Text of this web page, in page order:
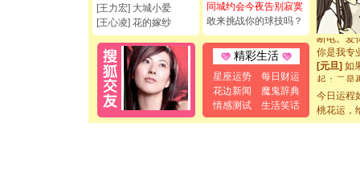
[王力宏] 大城小爱
[王心凌] 花的嫁纱
同城约会今夜告别寂寞
敢来挑战你的球技吗？
精彩生活
星座运势
每日财运
花边新闻
魔鬼辞典
情感测试
生活笑话
如意,快
[元旦]看
断电。爱
你是我专
[元旦] 如
起；二是
离。水
[元旦]当
泣，这痛
今日运程
桃花运，